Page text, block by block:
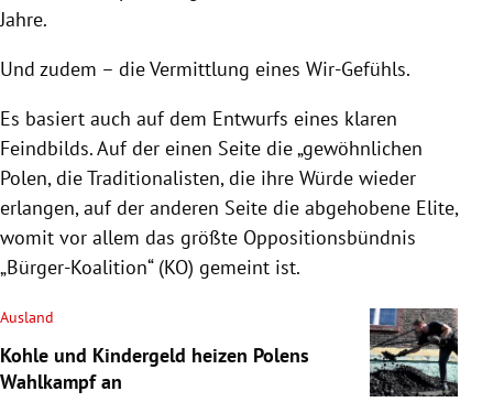
Jahre.
Und zudem – die Vermittlung eines Wir-Gefühls.
Es basiert auch auf dem Entwurfs eines klaren
Feindbilds. Auf der einen Seite die „gewöhnlichen
Polen, die Traditionalisten, die ihre Würde wieder
erlangen, auf der anderen Seite die abgehobene Elite,
womit vor allem das größte Oppositionsbündnis
„Bürger-Koalition“ (KO) gemeint ist.
Ausland
Kohle und Kindergeld heizen Polens
Wahlkampf an